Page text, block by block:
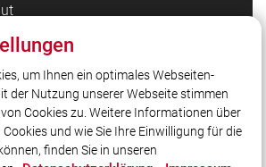
um Ihnen ein optimales Webseiten-
der Nutzung unserer Webseite stimmen
Cookies zu. Weitere Informationen über
und wie Sie Ihre Einwilligung für die
finden Sie in unseren